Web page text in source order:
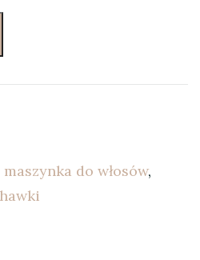
maszynka do włosów,